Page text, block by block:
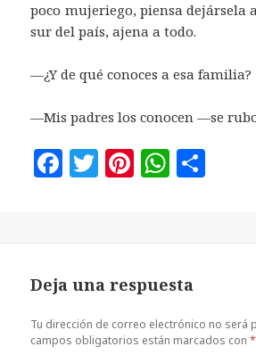
poco mujeriego, piensa dejársela
sur del país, ajena a todo.
—¿Y de qué conoces a esa familia?
—Mis padres los conocen —se
F
b
o
T
r
Pi
es
t
W
A
p ir
Deja una respuesta
Tu dirección de correo electrónico no será
campos obligatorios están marcados con*